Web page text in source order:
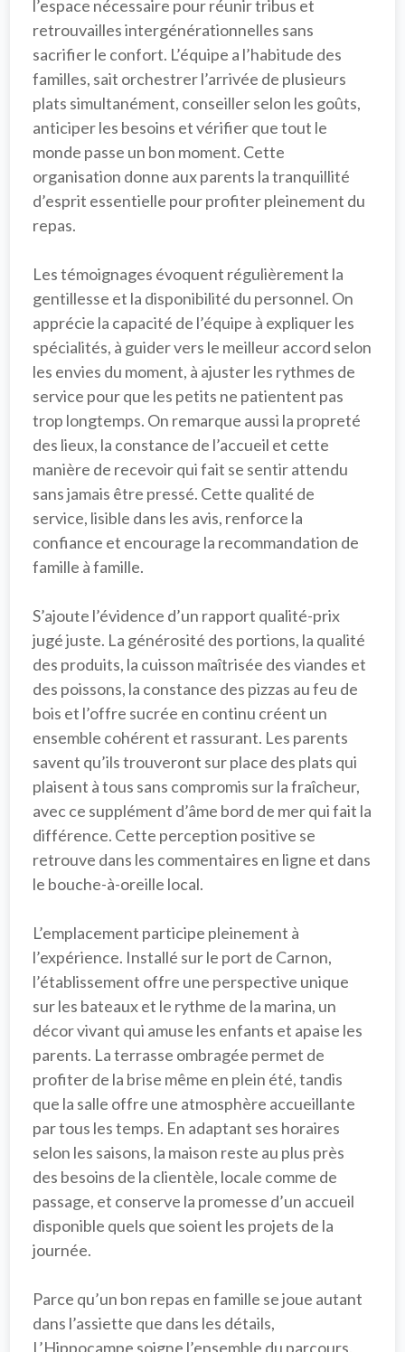
l’espace nécessaire pour réunir tribus et
retrouvailles intergénérationnelles sans
sacrifier le confort. L’équipe a l’habitude des
familles, sait orchestrer l’arrivée de plusieurs
plats simultanément, conseiller selon les goûts,
anticiper les besoins et vérifier que tout le
organisation donne aux parents la tranquillité
d’esprit essentielle pour profiter pleinement du
repas.
gentillesse et la disponibilité du personnel. On
apprécie la capacité de l’équipe à expliquer les
spécialités, à guider vers le meilleur accord selon
les envies du moment, à ajuster les rythmes de
service pour que les petits ne patientent pas
trop longtemps. On remarque aussi la propreté
des lieux, la constance de l’accueil et cette
manière de recevoir qui fait se sentir attendu
sans jamais être pressé. Cette qualité de
service, lisible dans les avis, renforce la
confiance et encourage la recommandation de
famille à famille.
S’ajoute l’évidence d’un rapport qualité-prix
jugé juste. La générosité des portions, la qualité
des produits, la cuisson maîtrisée des viandes et
des poissons, la constance des pizzas au feu de
bois et l’offre sucrée en continu créent un
ensemble cohérent et rassurant. Les parents
savent qu’ils trouveront sur place des plats qui
plaisent à tous sans compromis sur la fraîcheur,
avec ce supplément d’âme bord de mer qui fait la
différence. Cette perception positive se
retrouve dans les commentaires en ligne et dans
le bouche-à-oreille local.
L’emplacement participe pleinement à
l’expérience. Installé sur le port de Carnon,
l’établissement offre une perspective unique
sur les bateaux et le rythme de la marina, un
décor vivant qui amuse les enfants et apaise les
parents. La terrasse ombragée permet de
profiter de la brise même en plein été, tandis
que la salle offre une atmosphère accueillante
par tous les temps. En adaptant ses horaires
selon les saisons, la maison reste au plus près
des besoins de la clientèle, locale comme de
passage, et conserve la promesse d’un accueil
disponible quels que soient les projets de la
journée.
Parce qu’un bon repas en famille se joue autant
L’Hippocampe soigne l’ensemble du parcours.